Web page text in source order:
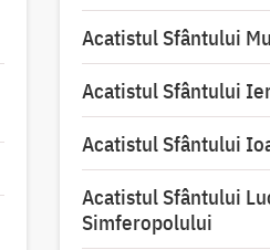
Acatistul Sfântului
Acatistul Sfântului
Acatistul Sfântului
Acatistul Sfântului
Simferopolului